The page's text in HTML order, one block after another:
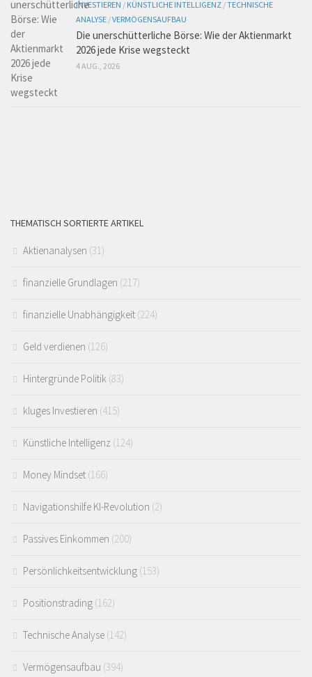
INVESTIEREN / KÜNSTLICHE INTELLIGENZ /TECHNISCHE
ANALYSE /VERMÖGENSAUFBAU
Die unerschütterliche Börse: Wie der Aktienmarkt
2026 jede Krise wegsteckt
4 AUG., 2026
THEMATISCH SORTIERTE ARTIKEL
Aktienanalysen (31)
finanzielle Grundlagen (217)
finanzielle Unabhängigkeit (224)
Geld verdienen (126)
Hintergründe Politik (83)
kluges Investieren (415)
Künstliche Intelligenz (124)
Money Mindset (166)
Navigationshilfe KI-Revolution (2)
Passives Einkommen (200)
Persönlichkeitsentwicklung (153)
Positionstrading (162)
Technische Analyse (142)
Vermögensaufbau (394)